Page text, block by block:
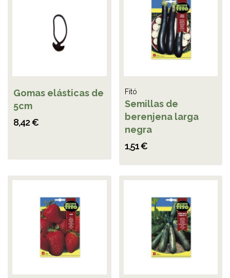
Gomas elásticas de
5cm
8,42 €
Fitó
Semillas de
berenjena larga
negra
1,51 €